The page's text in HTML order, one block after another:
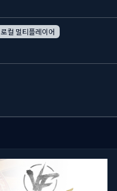
로컬 멀티플레이어